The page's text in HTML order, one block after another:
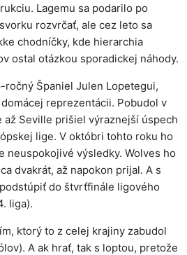
Lagemu sa podarilo po
rozvrčať, ale cez leto sa
chodníčky, kde hierarchia
ostal otázkou sporadickej náhody.
Španiel Julen Lopetegui,
reprezentácii. Pobudol v
až Seville prišiel výraznejší úspech
lige. V októbri tohto roku ho
neuspokojivé výsledky. Wolves ho
dvakrát, až napokon prijal. A s
do štvrťfinále ligového
liga).
ktorý to z celej krajiny zabudol
A ak hrať, tak s loptou, pretože